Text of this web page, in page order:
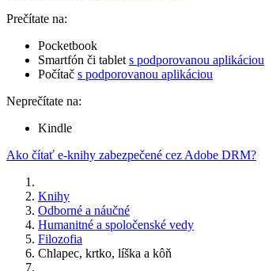
Prečítate na:
Pocketbook
Smartfón či tablet s podporovanou aplikáciou
Počítač s podporovanou aplikáciou
Neprečítate na:
Kindle
Ako čítať e-knihy zabezpečené cez Adobe DRM?
Knihy
Odborné a náučné
Humanitné a spoločenské vedy
Filozofia
Chlapec, krtko, líška a kôň